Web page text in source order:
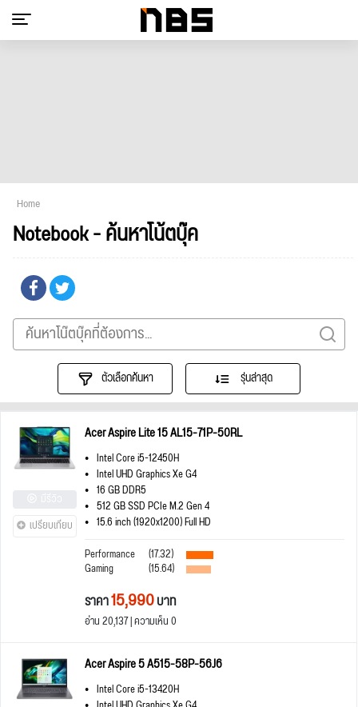
Home
Notebook - ค้นหาโน้ตบุ๊ค
ตัวเลือกค้นหา รุ่นล่าสุด
เปรียบเทียบ
Acer Aspire Lite 15 AL15-71P-50RL
Intel Core i5-12450H
Intel UHD Graphics Xe G4
16 GB DDR5
512 GB SSD PCIe M.2 Gen 4
15.6 inch (1920x1200) Full HD
Performance
(17.32)
Gaming (15.64)
ราคา15,990บาท
อ่าน 20,137 | ความเห็น 0
Acer Aspire 5 A515-58P-56J6
Intel Core i5-13420H